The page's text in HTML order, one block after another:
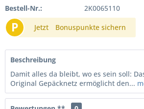
Bestell-Nr.: 2K0065110
P Jetzt Bonuspunkte sichern
Beschreibung
Damit alles da bleibt, wo es sein soll:
Original Gepäcknetz ermöglicht den...